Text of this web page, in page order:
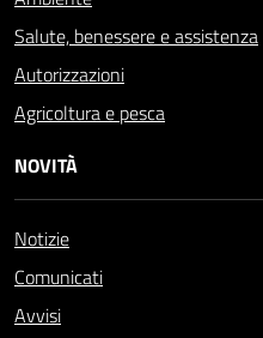
Salute, benessere e assistenza
Autorizzazioni
Agricoltura e pesca
NOVITÀ
Notizie
Comunicati
Avvisi